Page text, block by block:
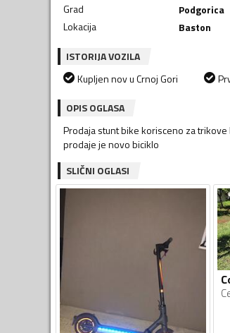
Grad
Podgorica
Lokacija
Baston
ISTORIJA VOZILA
Kupljen nov u Crnoj Gori
OPIS OGLASA
Prodaja stunt bike korisceno za
prodaje je novo biciklo
SLIČNI OGLASI